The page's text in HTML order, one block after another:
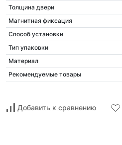
Толщина двери
Магнитная фиксация
Способ установки
Тип упаковки
Материал
Рекомендуемые товары
Добавить к сравнению